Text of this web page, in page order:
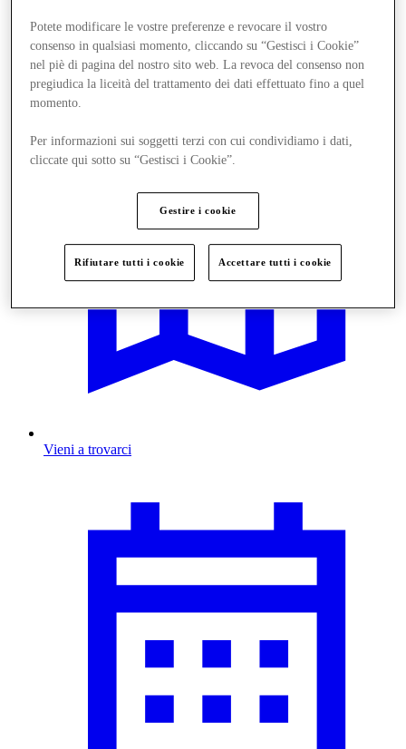
Offerte
Vieni a trovarci
Potete modificare le vostre preferenze e revocare il vostro
consenso in qualsiasi momento, cliccando su “Gestisci i Cookie”
nel piè di pagina del nostro sito web. La revoca del consenso non
pregiudica la liceità del trattamento dei dati effettuato fino a quel
momento.
Per informazioni sui soggetti terzi con cui condividiamo i dati,
cliccate qui sotto su “Gestisci i Cookie”.
Gestire i cookie
Rifiutare tutti i cookie Accettare tutti i cookie